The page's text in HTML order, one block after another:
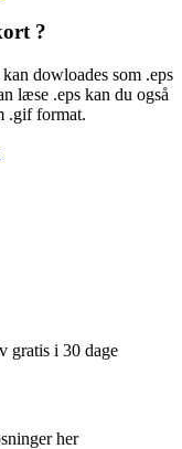
?
dowloades som .eps
læse .eps kan du også
.gif format.
gratis i 30 dage
her